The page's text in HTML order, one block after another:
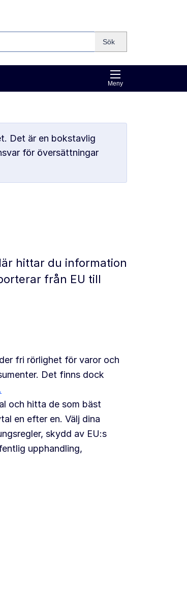
Sök
Meny
Det är en bokstavlig
för översättningar
hittar du information
från EU till
fri rörlighet för varor och
Det finns dock
och hitta de som bäst
en efter en. Välj dina
skydd av EU:s
upphandling,